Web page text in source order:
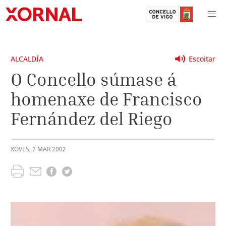
Escoitar
ALCALDÍA
O Concello súmase á
homenaxe de Francisco
Fernández del Riego
XOVES, 7 MAR2002